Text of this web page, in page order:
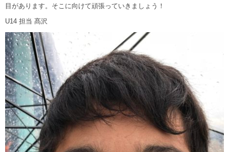
目があります。そこに向けて頑張っていきましょう！
U14 担当 髙沢